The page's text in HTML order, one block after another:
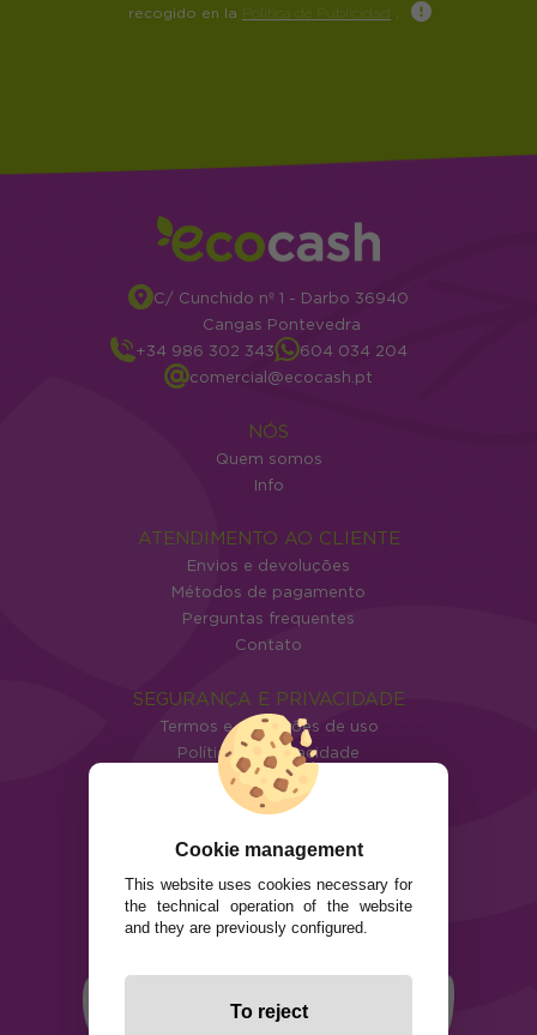
recogido en la Política de Publicidad
C/ Cunchido nº 1 - Darbo 36940
Cangas Pontevedra
+34 986 302 343
604 034 204
comercial@ecocash.pt
NÓS
Quem somos
Info
ATENDIMENTO AO CLIENTE
Envios e devoluções
Métodos de pagamento
Perguntas frequentes
Contato
SEGURANÇA E PRIVACIDADE
Termos e condições de uso
Política de privacidade
Política de cookies
Cookie management
This website uses cookies necessary for
the technical operation of the website
and they are previously configured.
To reject